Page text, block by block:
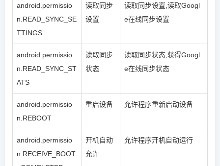
android.permissio
n.READ_SYNC_SE
TTINGS
读取同步
设置
读取同步设置,读取Googl
e在线同步设置
android.permissio
n.READ_SYNC_ST
ATS
读取同步
状态
读取同步状态,获得Googl
e在线同步状态
android.permissio
n.REBOOT
重启设备 允许程序重新启动设备
android.permissio
n.RECEIVE_BOOT
开机自动
允许
允许程序开机自动运行